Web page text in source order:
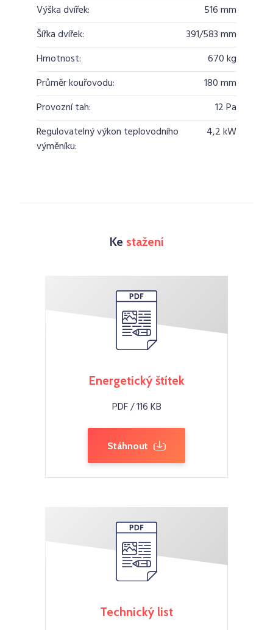
Výška dvířek:
516 mm
Šířka dvířek:
391/583 mm
Hmotnost:
670 kg
Průměr kouřovodu:
180 mm
Provozní tah:
12 Pa
Regulovatelný výkon teplovodního
výměníku:
4,2 kW
Ke stažení
Energetický štítek
PDF / 116 KB
Stáhnout
Technický list